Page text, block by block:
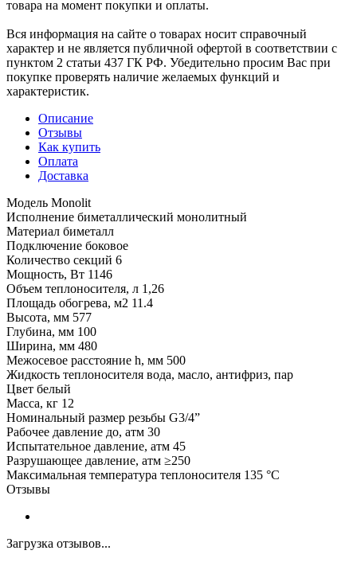
товара на момент покупки и оплаты.
Вся информация на сайте о товарах носит справочный
характер и не является публичной офертой в соответствии с
пунктом 2 статьи 437 ГК РФ. Убедительно просим Вас при
покупке проверять наличие желаемых функций и
характеристик.
Описание
Отзывы
Как купить
Оплата
Доставка
Модель Monolit
Исполнение биметаллический монолитный
Материал биметалл
Подключение боковое
Количество секций 6
Мощность, Вт 1146
Объем теплоносителя, л 1,26
Площадь обогрева, м2 11.4
Высота, мм 577
Глубина, мм 100
Ширина, мм 480
Межосевое расстояние h, мм 500
Жидкость теплоносителя вода, масло, антифриз, пар
Цвет белый
Масса, кг 12
Номинальный размер резьбы G3/4”
Рабочее давление до, атм 30
Испытательное давление, атм 45
Разрушающее давление, атм ≥250
Максимальная температура теплоносителя 135 °C
Отзывы
Загрузка отзывов...